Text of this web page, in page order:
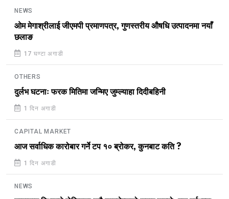
NEWS
ओम मेगाश्रीलाई जीएमपी प्रमाणपत्र, गुणस्तरीय औषधि उत्पादनमा नयाँ
छलाङ
17 घण्टा अगाडी
OTHERS
दुर्लभ घटनाः फरक मितिमा जन्मिए जुम्ल्याहा दिदीबहिनी
1 दिन अगाडी
CAPITAL MARKET
आज सर्वाधिक कारोबार गर्ने टप १० ब्रोकर, कुनबाट कति ?
1 दिन अगाडी
NEWS